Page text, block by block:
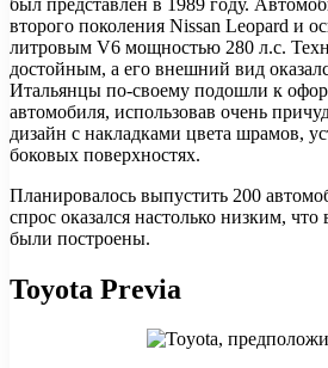
второго поколения Nissan Leopard и
литровым V6 мощностью 280 л.с.
достойным, а его внешний вид
Итальянцы по-своему подошли к
автомобиля, использовав очень
дизайн с накладками цвета шрамов,
боковых поверхностях.
Планировалось выпустить 200
спрос оказался настолько низким, что
были построены.
Toyota Previa